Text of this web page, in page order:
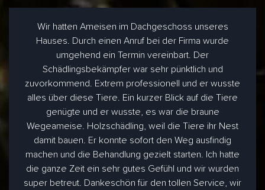
Wir hatten Ameisen im Dachgeschoss unseres
Hauses. Durch einen Anruf bei der Firma wurde
umgehend ein Termin vereinbart. Der
Schädlingsbekämpfer war sehr pünktlich und
zuvorkommend. Extrem professionell und er wusste
alles über diese Tiere. Ein kurzer Blick auf die Tiere
genügte und er wusste, es war die braune
Wegeameise. Holzschädling, weil die Tiere ihr Nest
damit bauen. Er konnte sofort den Weg ausfindig
machen und die Behandlung gezielt starten. Ich hatte
die ganze Zeit ein sehr gutes Gefühl und wir wurden
super betreut. Dankeschön für den tollen Service, wir